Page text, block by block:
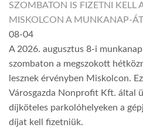
SZOMBATON IS FIZETNI KELL
MISKOLCON A MUNKANAP-
08-04
A 2026. augusztus 8-i
szombaton a megszokott
lesznek érvényben Miskolcon.
Városgazda Nonprofit Kft. által
díjköteles parkolóhelyeken a
díjat kell fizetniük.